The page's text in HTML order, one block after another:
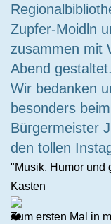
Zupfer-Moidln
zusammen mit
Abend gestaltet.
Wir bedanken
besonders
Bürgermeister
den tollen
"Musik, Humor und
Kasten
Zum ersten Mal in